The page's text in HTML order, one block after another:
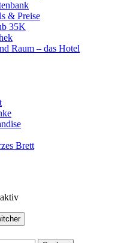
& Prei­se
35K
Raum – das Hotel
Brett
aktiv